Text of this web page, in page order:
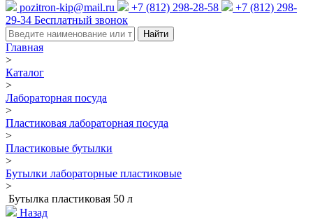
pozitron-kip@mail.ru +7 (812) 298-28-58
+7 (812) 298-
29-34 Бесплатный звонок
Найти
Главная
>
Каталог
>
Лабораторная посуда
>
Пластиковая лабораторная посуда
>
Пластиковые бутылки
>
Бутылки лабораторные пластиковые
>
Бутылка пластиковая 50 л
Назад